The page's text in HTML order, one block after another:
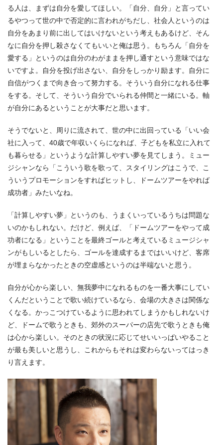
る人は、まずは自分を愛してほしい。「自分、自分」と言ってい
るやつって世の中で否定的に言われがちだし、社会人というのは
自分をあまり前に出してはいけないという考えもあるけど、そん
なに自分を押し殺さなくてもいいと俺は思う。もちろん「自分を
愛する」というのは自分のわがままを押し通すという意味ではな
いですよ。自分を投げ出さない、自分をしっかり励ます。自分に
自信がつくまで向き合って努力する。そういう自分になれる仕事
をする。そして、そういう自分でいられる仲間と一緒にいる。軸
が自分にあるということが大事だと思います。
そうでないと、周りに流されて、世の中に出回っている「いい会
社に入って、40歳で年収いくらになれば、子どもを私立に入れて
も暮らせる」というような計算しやすい夢を見てしまう。ミュー
ジシャンなら「こういう歌を歌って、スタイリングはこうで、こ
ういうプロモーションをすればヒットし、ドームツアーをやれば
成功者」みたいなね。
「計算しやすい夢」というのも、うまくいっているうちは問題な
いのかもしれない。だけど、例えば、「ドームツアーをやって成
功者になる」ということを最終ゴールと考えているミュージシャ
ンがもしいるとしたら、ゴールを達成するまではいいけど、客席
が埋まらなかったときの空虚感というのは半端ないと思う。
自分が心から楽しい、無我夢中になれるものを一番大事にしてい
くんだということで歌い続けているなら、会場の大きさは関係な
くなる。かっこつけているように思われてしまうかもしれないけ
ど、ドームで歌うときも、郊外のスーパーの店先で歌うときも俺
は心から楽しい。そのときの状況に応じてせいいっぱいやること
が最も美しいと思うし、これからもそれは変わらないってはっき
り言えます。